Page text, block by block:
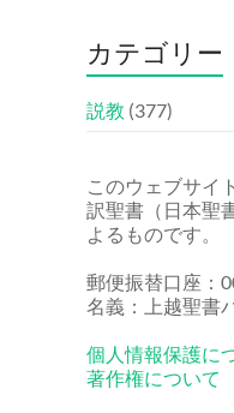
カテゴリー
説教 (377)
このウェブサイ
訳聖書（日本聖
よるものです。
郵便振替口座：
名義：上越聖書
個人情報保護に
著作権について